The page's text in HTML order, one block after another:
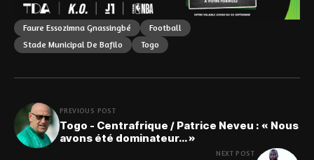
Faure Essozimna Gnassingbé
Football
Stade Municipal De Bafilo
Togo
PREVIOUS POST
Togo - Centrafrique / Patrice Neveu : « Nous
avons été dominateur… »
NEXT POST